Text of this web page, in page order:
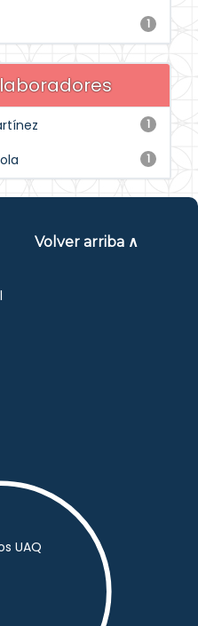
1
1
1
Volver arriba ∧
UAQ